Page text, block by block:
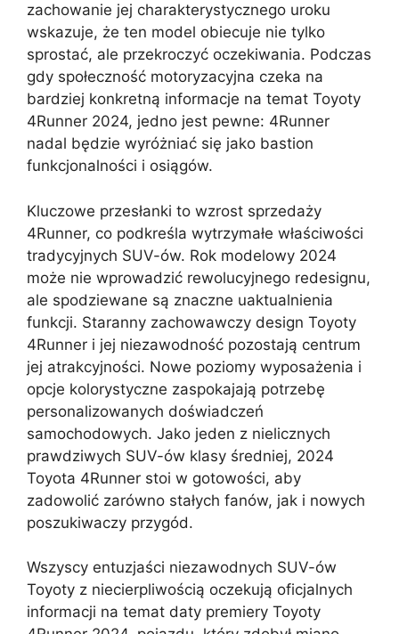
zachowanie jej charakterystycznego uroku
wskazuje, że ten model obiecuje nie tylko
sprostać, ale przekroczyć oczekiwania. Podczas
gdy społeczność motoryzacyjna czeka na
bardziej konkretną informacje na temat Toyoty
4Runner 2024, jedno jest pewne: 4Runner
nadal będzie wyróżniać się jako bastion
funkcjonalności i osiągów.
Kluczowe przesłanki to wzrost sprzedaży
4Runner, co podkreśla wytrzymałe właściwości
tradycyjnych SUV-ów. Rok modelowy 2024
może nie wprowadzić rewolucyjnego redesignu,
ale spodziewane są znaczne uaktualnienia
funkcji. Staranny zachowawczy design Toyoty
4Runner i jej niezawodność pozostają centrum
jej atrakcyjności. Nowe poziomy wyposażenia i
opcje kolorystyczne zaspokajają potrzebę
personalizowanych doświadczeń
samochodowych. Jako jeden z nielicznych
prawdziwych SUV-ów klasy średniej, 2024
Toyota 4Runner stoi w gotowości, aby
zadowolić zarówno stałych fanów, jak i nowych
poszukiwaczy przygód.
Wszyscy entuzjaści niezawodnych SUV-ów
Toyoty z niecierpliwością oczekują oficjalnych
informacji na temat daty premiery Toyoty